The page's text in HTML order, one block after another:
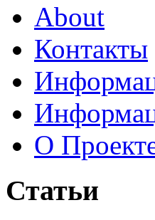
About
Контакты
О
Статьи